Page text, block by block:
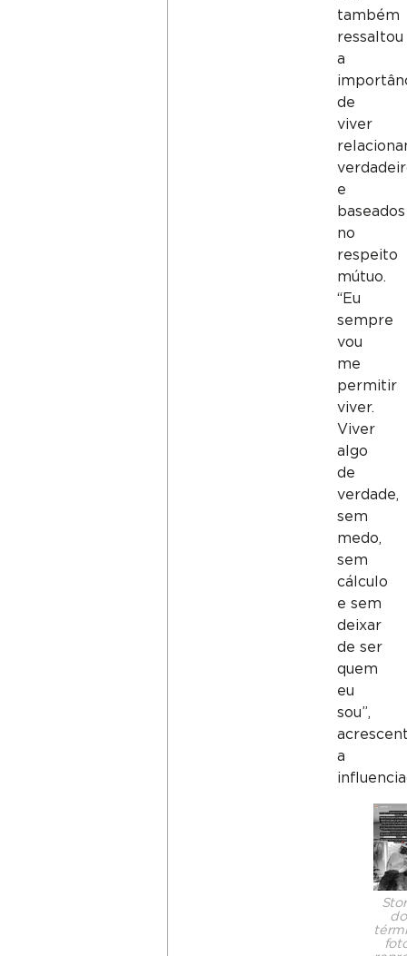
também
ressaltou
a
de
viver
e
baseados
no
respeito
mútuo.
“Eu
sempre
vou
me
permitir
viver.
Viver
algo
de
verdade,
sem
medo,
sem
cálculo
e sem
deixar
de ser
quem
eu
sou”,
a
do